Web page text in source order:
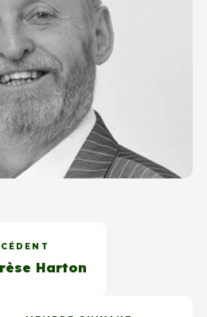
Harton